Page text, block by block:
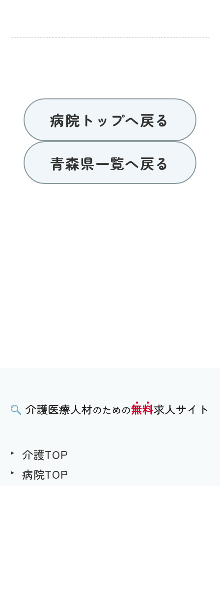
病院トップへ戻る
青森県一覧へ戻る
介護TOP
病院TOP